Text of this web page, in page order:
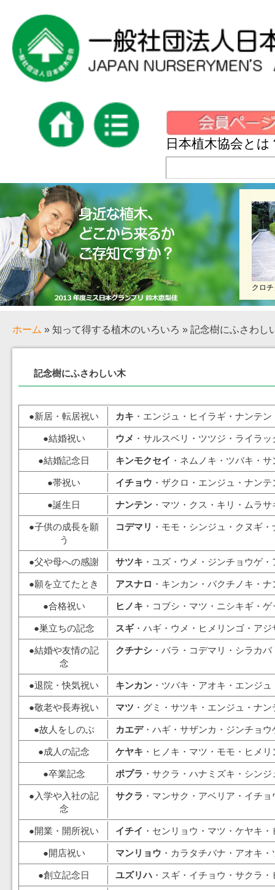
日本植木協会とは
クロ
ホーム » 知って得する植木のいろいろ » 記念樹にふさわし
記念樹にふさわしい木
●新居・転居祝い カキ ・エンジュ・ヒイラギ・ナンテ
●結婚祝い ウメ ・サルスベリ・ツツジ・ライラ
●結婚記念日 キンモクセイ ・ネムノキ・ツバキ・
●帯祝い イチョウ ・ザクロ・エンジュ・ナン
●誕生日 ナンテン ・マツ・クス・キリ・ムラ
●子供の成長を願
う
コデマリ ・モモ・シンジュ・クヌギ
●父や母への感謝 サツキ ・ユズ・ウメ・ジンチョウゲ
●願を立てたとき アスナロ ・キンカン・バクチノキ・
●合格祝い ヒノキ ・コブシ・マツ・ニシキギ・
●巣立ちの記念 スギ・ハギ・ウメ・ヒメリンゴ・アジ
●結婚や友情の記
念
クチナシ ・バラ・コデマリ・シラカ
●退院・快気祝い キンカン ・ツバキ・アオキ・エンジュ
●敬老や長寿祝い マツ ・グミ・サツキ・エンジュ・ナン
●故人をしのぶ カエデ・ハギ・サザンカ・ジンチョ
●成人の記念 ケヤキ ・ヒノキ・マツ・モモ・ヒメリ
●卒業記念 ポプラ ・サクラ・ハナミズキ・シン
●入学や入社の記
念
サクラ ・マンサク・アベリア・イチ
●開業・開所祝い イチイ ・センリョウ・マツ・ケヤキ・
●開店祝い マンリョウ ・カラタチバナ・アオキ
●創立記念日 ユズリハ ・スギ・イチョウ・サクラ・